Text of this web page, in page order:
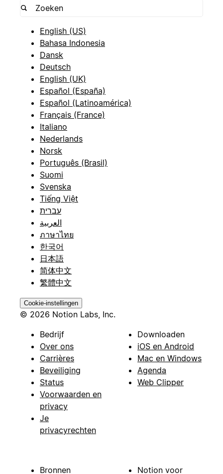
English (US)
Bahasa Indonesia
Dansk
Deutsch
English (UK)
Español (España)
Español (Latinoamérica)
Français (France)
Italiano
Nederlands
Norsk
Português (Brasil)
Suomi
Svenska
Tiếng Việt
עברית
العربية
ภาษาไทย
한국어
日本語
简体中文
繁體中文
Cookie-instellingen
© 2026 Notion Labs, Inc.
Bedrijf
Over ons
Carrières
Beveiliging
Status
Voorwaarden en
privacy
Je
privacyrechten
Downloaden
iOS en Android
Mac en Windows
Agenda
Web Clipper
Bronnen Notion voor